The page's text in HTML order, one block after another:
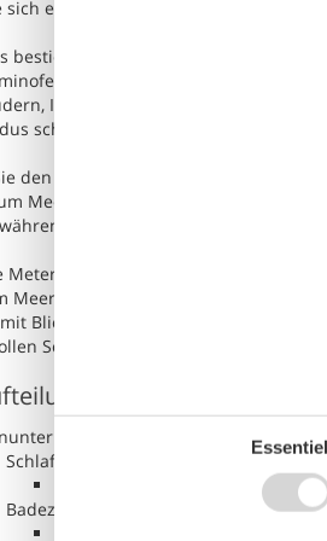
sich einen wunderschönen Aufenthalt
besticht durch sein ebenso
sorgen für eine Atmosphäre, in
Ihre Lieblingsmusik hören oder
schalten.
den Tag auf der schönen Terrasse
Meer. Entzünden Sie abends den
die Sonne langsam untergeht.
Meter trennen Sie vom ruhigen
Meer einladen. In der Umgebung
Blick auf den Kleinen Belt. Und wer
Schloss Koldinghus, kleinen
Schlafzimmer, 2 Personen
Badezimmer